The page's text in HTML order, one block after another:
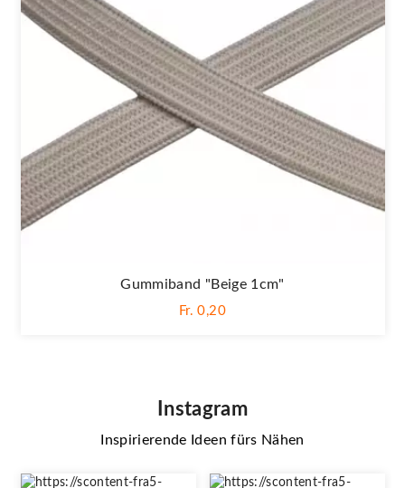
Gummiband "Beige 1cm"
Fr. 0,20
Instagram
Inspirierende Ideen fürs Nähen